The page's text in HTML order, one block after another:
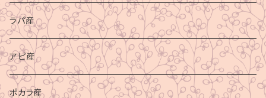
ラパ産
アピ産
ポカラ産